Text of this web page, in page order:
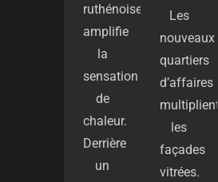
ruthénoise
amplifie
la
sensation
de
chaleur.
Derrière
un
Les
nouveaux
quartiers
d’affaires
multiplient
les
façades
vitrées.